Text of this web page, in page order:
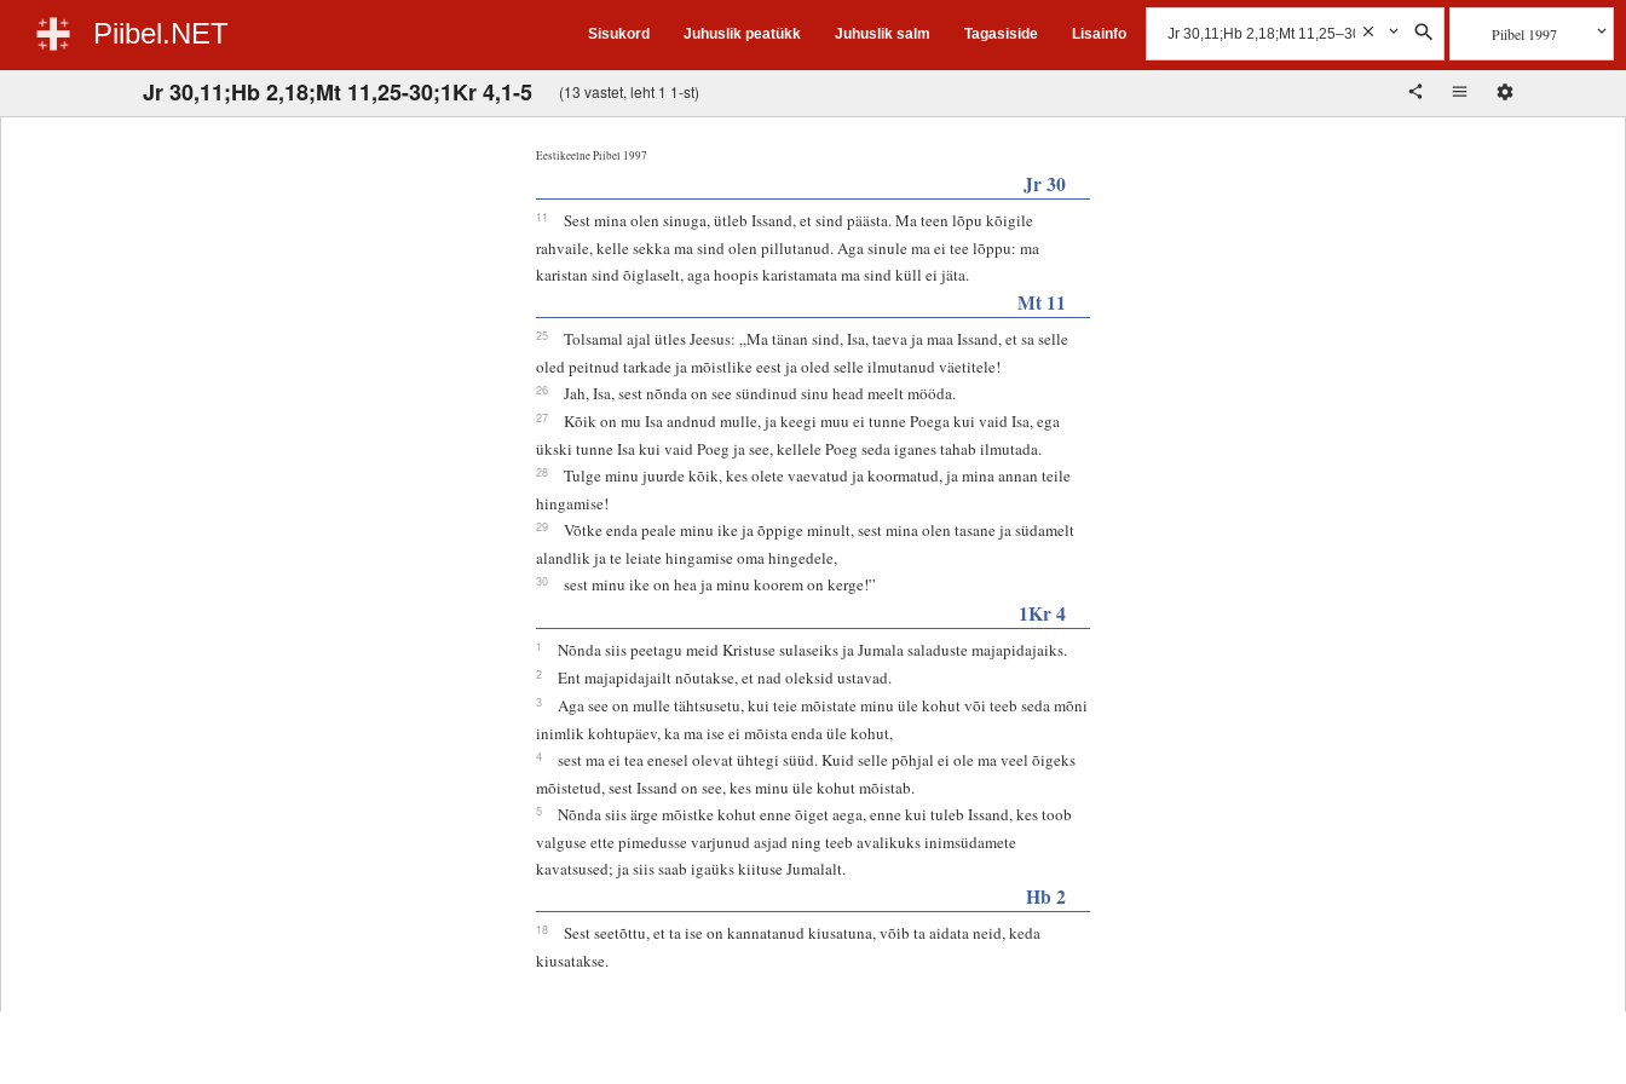
Piibel.NET Sisukord Juhuslik peatükk Juhuslik salm Tagasiside Lisainfo Piibel 1997
Jr 30,11;Hb 2,18;Mt 11,25-30;1Kr 4,1-5 (13 vastet, leht 1 1-st)
Eestikeelne Piibel 1997
Jr 30
11
Sest mina olen sinuga, ütleb Issand, et sind päästa. Ma teen lõpu kõigile
rahvaile, kelle sekka ma sind olen pillutanud. Aga sinule ma ei tee lõppu: ma
karistan sind õiglaselt, aga hoopis karistamata ma sind küll ei jäta.
Mt 11
25
Tolsamal ajal ütles Jeesus: „Ma tänan sind, Isa, taeva ja maa Issand, et sa selle
oled peitnud tarkade ja mõistlike eest ja oled selle ilmutanud väetitele!
26 Jah, Isa, sest nõnda on see sündinud sinu head meelt mööda.
27
Kõik on mu Isa andnud mulle, ja keegi muu ei tunne Poega kui vaid Isa, ega
ükski tunne Isa kui vaid Poeg ja see, kellele Poeg seda iganes tahab ilmutada.
28
Tulge minu juurde kõik, kes olete vaevatud ja koormatud, ja mina annan teile
hingamise!
29
Võtke enda peale minu ike ja õppige minult, sest mina olen tasane ja südamelt
alandlik ja te leiate hingamise oma hingedele,
30 sest minu ike on hea ja minu koorem on kerge!”
1Kr 4
1 Nõnda siis peetagu meid Kristuse sulaseiks ja Jumala saladuste majapidajaiks.
2 Ent majapidajailt nõutakse, et nad oleksid ustavad.
3
Aga see on mulle tähtsusetu, kui teie mõistate minu üle kohut või teeb seda mõni
inimlik kohtupäev, ka ma ise ei mõista enda üle kohut,
4
sest ma ei tea enesel olevat ühtegi süüd. Kuid selle põhjal ei ole ma veel õigeks
mõistetud, sest Issand on see, kes minu üle kohut mõistab.
5
Nõnda siis ärge mõistke kohut enne õiget aega, enne kui tuleb Issand, kes toob
valguse ette pimedusse varjunud asjad ning teeb avalikuks inimsüdamete
kavatsused; ja siis saab igaüks kiituse Jumalalt.
Hb 2
18
Sest seetõttu, et ta ise on kannatanud kiusatuna, võib ta aidata neid, keda
kiusatakse.